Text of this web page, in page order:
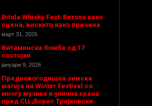
Bitola Whisky Fest: Битола како
сцена, вискито како причина
март 31, 2026
Витаминска бомба од 17
состојки
јануари 9, 2026
Предновогодишнa зимска
магија на Winter Festival со
многу музика и улична храна
пред СЦ „Борис Трајковски